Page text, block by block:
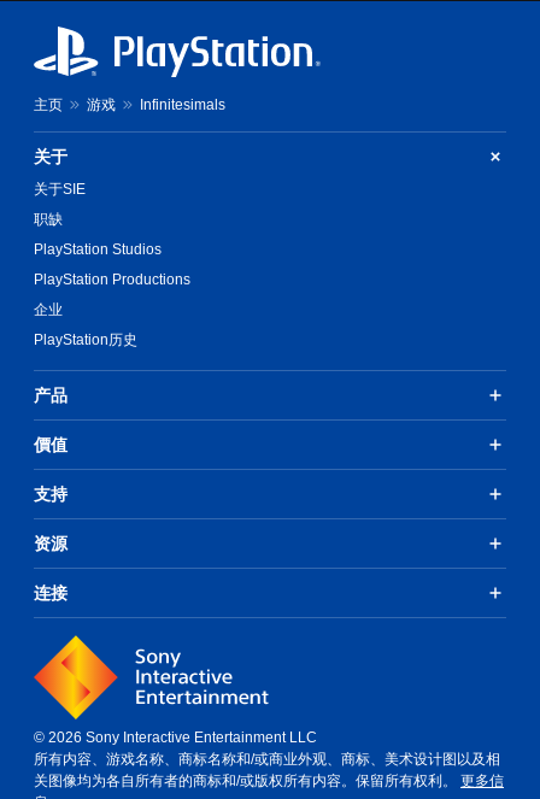
主页 游戏 Infinitesimals
关于
关于SIE
职缺
PlayStation Studios
PlayStation Productions
企业
PlayStation历史
产品
價值
支持
资源
连接
© 2026 Sony Interactive Entertainment LLC
所有内容、游戏名称、商标名称和/或商业外观、商标、美术设计图以及相
关图像均为各自所有者的商标和/或版权所有内容。保留所有权利。 更多信